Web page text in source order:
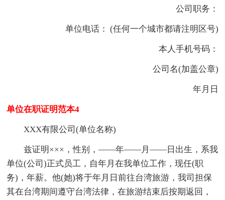
公司职务：
单位电话： (任何一个城市都请注明区号)
本人手机号码：
公司名(加盖公章)
年月日
单位在职证明范本4
XXX有限公司(单位名称)
兹证明×××，性别，——年——月——日出生，系我
单位(公司)正式员工，自年月在我单位工作，现任(职
务)，年薪。他(她)将于年月日前往台湾旅游，我司担保
其在台湾期间遵守台湾法律，在旅游结束后按期返回，